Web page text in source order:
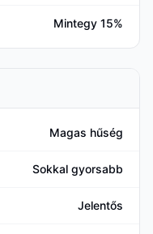
Mintegy 15%
Magas hűség
Sokkal gyorsabb
Jelentős